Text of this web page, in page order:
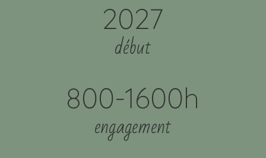
2027
début
800-1600h
engagement